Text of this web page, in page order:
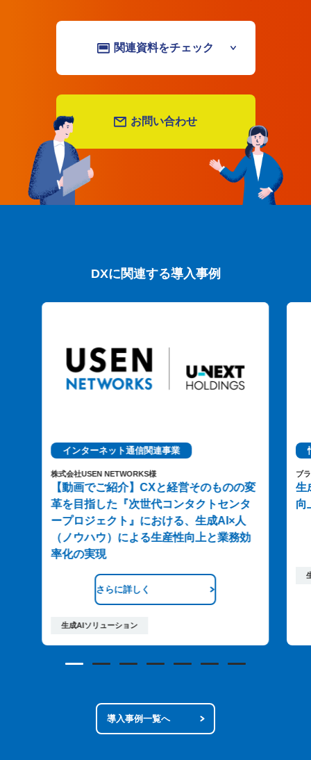
関連資料をチェック
お問い合わせ
DXに関連する導入事例
インターネット通信関連事業
株式会社USEN NETWORKS様
【動画でご紹介】CXと経営そのものの変
革を目指した『次世代コンタクトセンタ
ープロジェクト』における、生成AI×人
（ノウハウ）による生産性向上と業務効
率化の実現
さらに詳しく
生成AIソリューション
ブ
生
向
導入事例一覧へ